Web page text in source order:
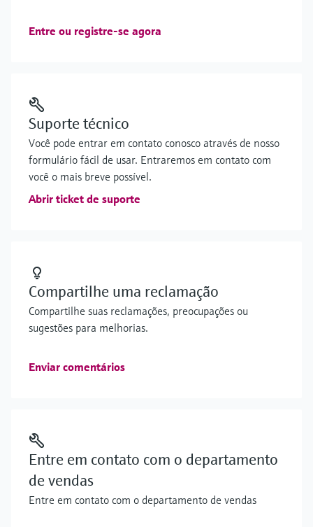
Entre ou registre-se agora
Suporte técnico
Você pode entrar em contato conosco através de nosso
formulário fácil de usar. Entraremos em contato com
você o mais breve possível.
Abrir ticket de suporte
Compartilhe uma reclamação
Compartilhe suas reclamações, preocupações ou
sugestões para melhorias.
Enviar comentários
Entre em contato com o departamento
de vendas
Entre em contato com o departamento de vendas